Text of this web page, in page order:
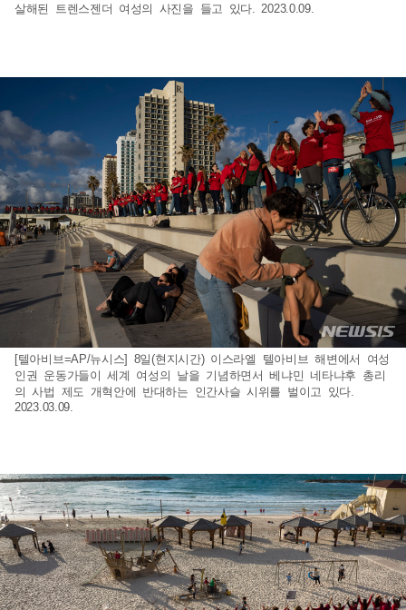
살해된 트렌스젠더 여성의 사진을 들고 있다. 2023.0.09.
[텔아비브=AP/뉴시스] 8일(현지시간) 이스라엘 텔아비브 해변에서 여성
인권 운동가들이 세계 여성의 날을 기념하면서 베냐민 네타냐후 총리
의 사법 제도 개혁안에 반대하는 인간사슬 시위를 벌이고 있다.
2023.03.09.